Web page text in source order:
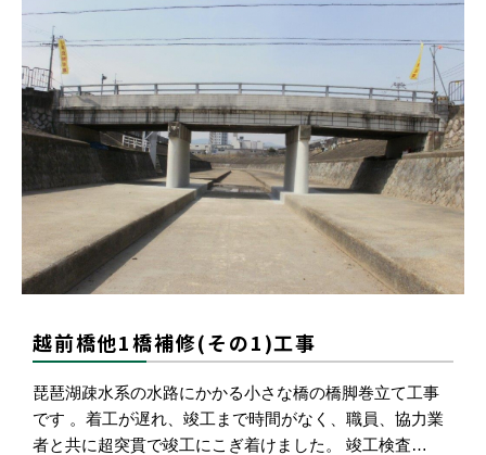
越前橋他1橋補修(その1)工事
琵琶湖疎水系の水路にかかる小さな橋の橋脚巻立て工事
です 。着工が遅れ、竣工まで時間がなく、職員、協力業
者と共に超突貫で竣工にこぎ着けました。 竣工検査…